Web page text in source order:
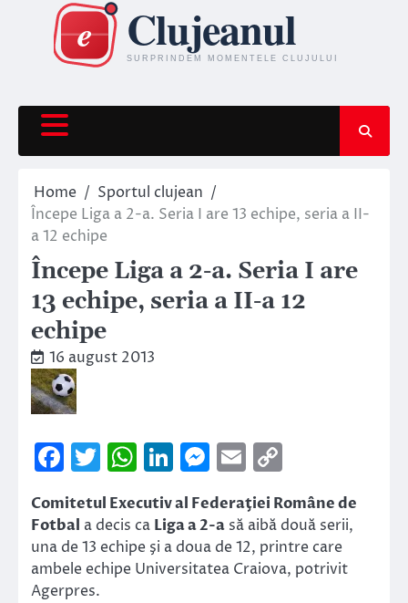
content
Home
Sportul clujean
Începe Liga a 2-a. Seria I are 13 echipe, seria a II-
a 12 echipe
Începe Liga a 2-a. Seria I are
13 echipe, seria a II-a 12
echipe
16 august 2013
Facebook
Twitter
WhatsApp
LinkedIn
Messenger
Email
Link
Comitetul Executiv al Federaţiei Române de
Fotbal a decis ca Liga a 2-a să aibă două serii,
una de 13 echipe şi a doua de 12, printre care
ambele echipe Universitatea Craiova, potrivit
Agerpres.